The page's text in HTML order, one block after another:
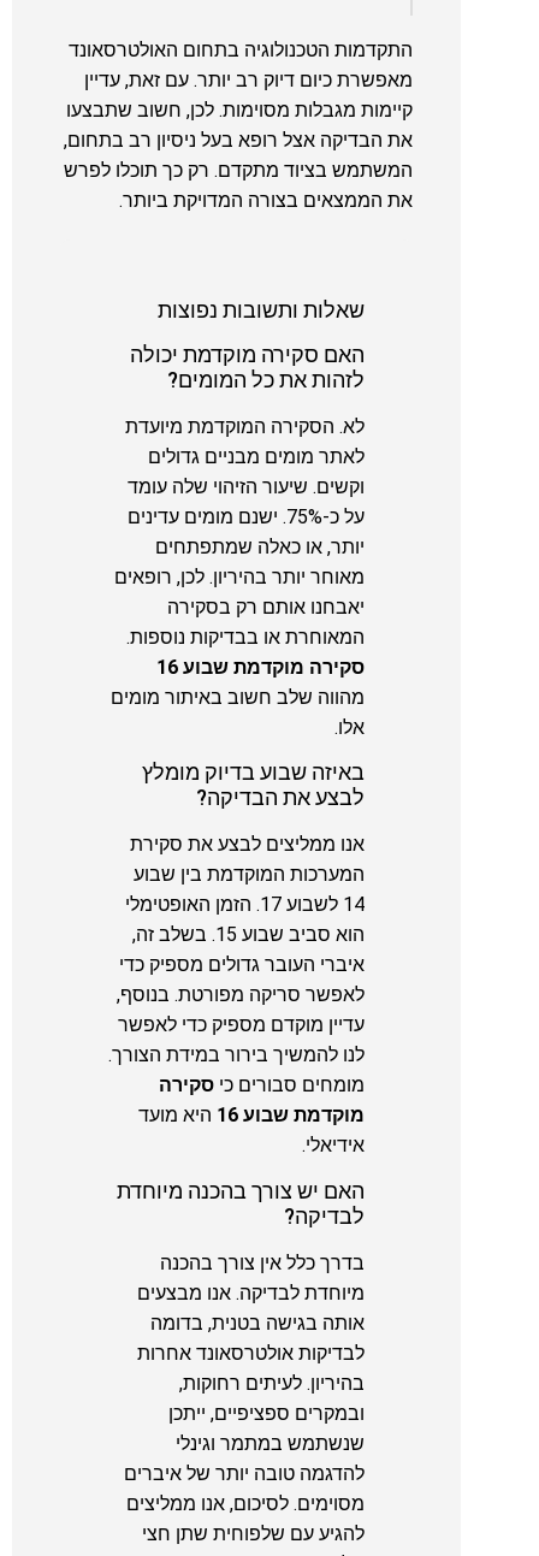
התקדמות הטכנולוגיה בתחום האולטרסאונד
מאפשרת כיום דיוק רב יותר. עם זאת, עדיין
קיימות מגבלות מסוימות. לכן, חשוב שתבצעו
את הבדיקה אצל רופא בעל ניסיון רב בתחום,
המשתמש בציוד מתקדם. רק כך תוכלו לפרש
את הממצאים בצורה המדויקת ביותר.
שאלות ותשובות נפוצות
האם סקירה מוקדמת יכולה
לזהות את כל המומים?
לא. הסקירה המוקדמת מיועדת
לאתר מומים מבניים גדולים
וקשים. שיעור הזיהוי שלה עומד
על כ-75%. ישנם מומים עדינים
יותר, או כאלה שמתפתחים
מאוחר יותר בהיריון. לכן, רופאים
יאבחנו אותם רק בסקירה
המאוחרת או בבדיקות נוספות.
סקירה מוקדמת שבוע 16
מהווה שלב חשוב באיתור מומים
אלו.
באיזה שבוע בדיוק מומלץ
לבצע את הבדיקה?
אנו ממליצים לבצע את סקירת
המערכות המוקדמת בין שבוע
14 לשבוע 17. הזמן האופטימלי
הוא סביב שבוע 15. בשלב זה,
איברי העובר גדולים מספיק כדי
לאפשר סריקה מפורטת. בנוסף,
עדיין מוקדם מספיק כדי לאפשר
לנו להמשיך בירור במידת הצורך.
מומחים סבורים כי סקירה
מוקדמת שבוע 16
היא מועד
אידיאלי.
האם יש צורך בהכנה מיוחדת
לבדיקה?
בדרך כלל אין צורך בהכנה
מיוחדת לבדיקה. אנו מבצעים
אותה בגישה בטנית, בדומה
לבדיקות אולטרסאונד אחרות
בהיריון. לעיתים רחוקות,
ובמקרים ספציפיים, ייתכן
שנשתמש במתמר וגינלי
להדגמה טובה יותר של איברים
מסוימים. לסיכום, אנו ממליצים
להגיע עם שלפוחית שתן חצי